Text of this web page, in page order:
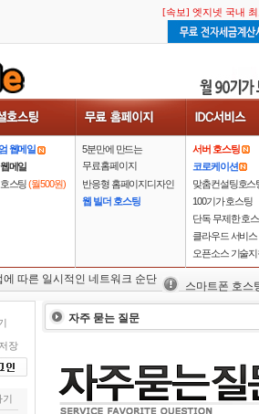
[속보] 엣지넷 국내
웹메일
메일
스팅(월500원)
5분만에 만드는
무료홈페이지
반응형 홈페이지디자인
웹 빌더 호스팅
서버 호스팅
코로케이션
맞춤컨설팅호스
100기가 호스팅
단독 무제한 호
클라우드 서비스
오픈소스 기술
에 따른 일시적인 네트워크 순단
스마트폰 호스
장
자주 묻는 질문